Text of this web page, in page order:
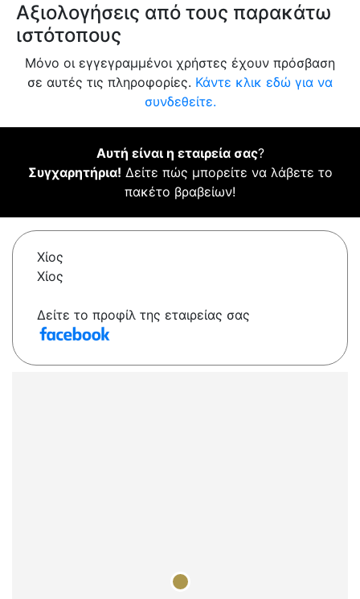
Αξιολογήσεις από τους παρακάτω
ιστότοπους
Μόνο οι εγγεγραμμένοι χρήστες έχουν πρόσβαση
σε αυτές τις πληροφορίες. Κάντε κλικ εδώ για να
συνδεθείτε.
Αυτή είναι η εταιρεία σας?
Συγχαρητήρια! Δείτε πώς μπορείτε να λάβετε το
πακέτο βραβείων!
Χίος
Χίος
Δείτε το προφίλ της εταιρείας σας